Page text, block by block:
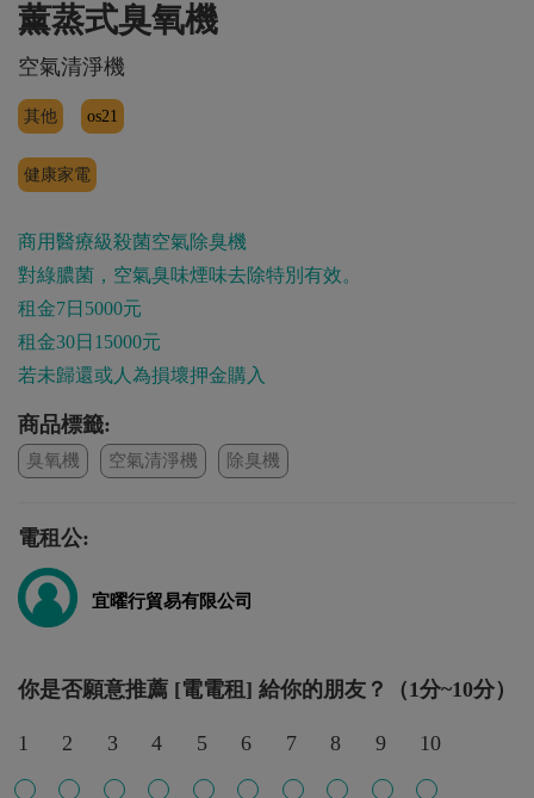
薰蒸式臭氧機
空氣清淨機
其他 os21
健康家電
商用醫療級殺菌空氣除臭機
對綠膿菌，空氣臭味煙味去除特別有效。
租金7日5000元
租金30日15000元
若未歸還或人為損壞押金購入
商品標籤:
臭氧機 空氣清淨機 除臭機
電租公:
宜曜行貿易有限公司
你是否願意推薦 [電電租] 給你的朋友？（1分~10分）
1 2 3 4 5 6 7 8 9 10